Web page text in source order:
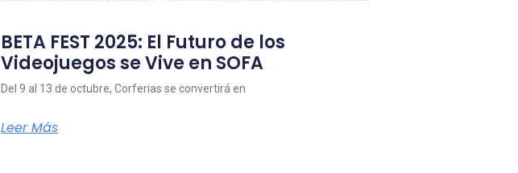
BETA FEST 2025: El Futuro de los
Videojuegos se Vive en SOFA
Del 9 al 13 de octubre, Corferias se convertirá en
Leer Más